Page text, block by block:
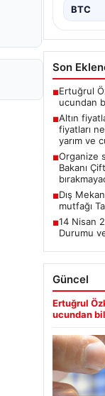
BTC
Son
■Ertuğrul
ucundan
■Altın
fiyatları
yarım ve
■Organize
Bakanı
■Dış
mutfağı
■14 Nisan
Durumu
Güncel
Ertuğrul
ucundan